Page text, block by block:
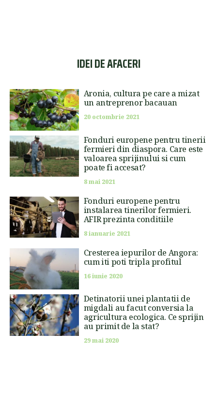
IDEI DE AFACERI
Aronia, cultura pe care a mizat
un antreprenor bacauan
20 octombrie 2021
Fonduri europene pentru tinerii
fermieri din diaspora. Care este
valoarea sprijinului si cum
poate fi accesat?
8 mai 2021
Fonduri europene pentru
instalarea tinerilor fermieri.
AFIR prezinta conditiile
8 ianuarie 2021
Cresterea iepurilor de Angora:
cum iti poti tripla profitul
16 iunie 2020
Detinatorii unei plantatii de
migdali au facut conversia la
agricultura ecologica. Ce sprijin
au primit de la stat?
29 mai 2020